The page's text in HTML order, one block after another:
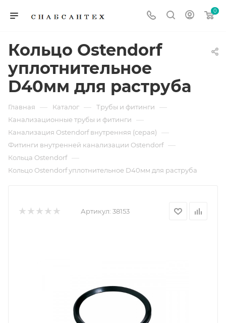
0
Кольцо Ostendorf
уплотнительное
D40мм для раструба
Главная — Каталог — Трубы и фитинги —
Канализационные трубы и фитинги —
Канализация Ostendorf внутренняя (серая) —
Фитинги внутренней канализации Ostendorf —
Кольца Ostendorf —
Кольцо Ostendorf уплотнительное D40мм для раструба
Артикул: 38153